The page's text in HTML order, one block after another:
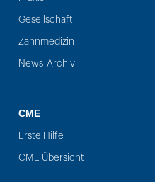
Gesellschaft
Zahnmedizin
News-Archiv
CME
Erste Hilfe
CME Übersicht